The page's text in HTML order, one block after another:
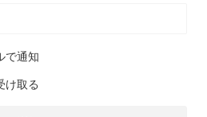
で通知
け取る